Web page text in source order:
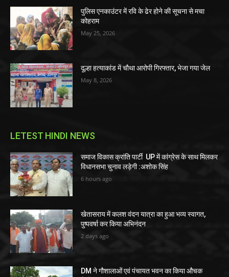
पुलिस एनकाउंटर में रवि के ढेर होने की सूचना से मचा
कोहराम
May 25, 2026
दूल्हा हत्याकांड में चौथा आरोपी गिरफ्तार, भेजा गया जेल
May 8, 2026
LETEST HINDI NEWS
समाज विकास क्रांति पार्टी UP में कांग्रेस के साथ मिलकर
विधानसभा चुनाव लड़ेगी :अशोक सिंह
6 hours ago
खेतासराय में कलश वंदन यात्रा का हुआ भव्य स्वागत,
पुष्पवर्षा कर किया अभिनंदन
2 days ago
DM ने गौशालाओं एवं पंचायत भवन का किया औचक